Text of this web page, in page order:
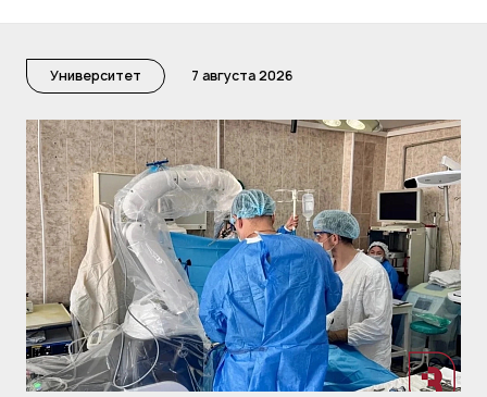
Университет 7 августа 2026